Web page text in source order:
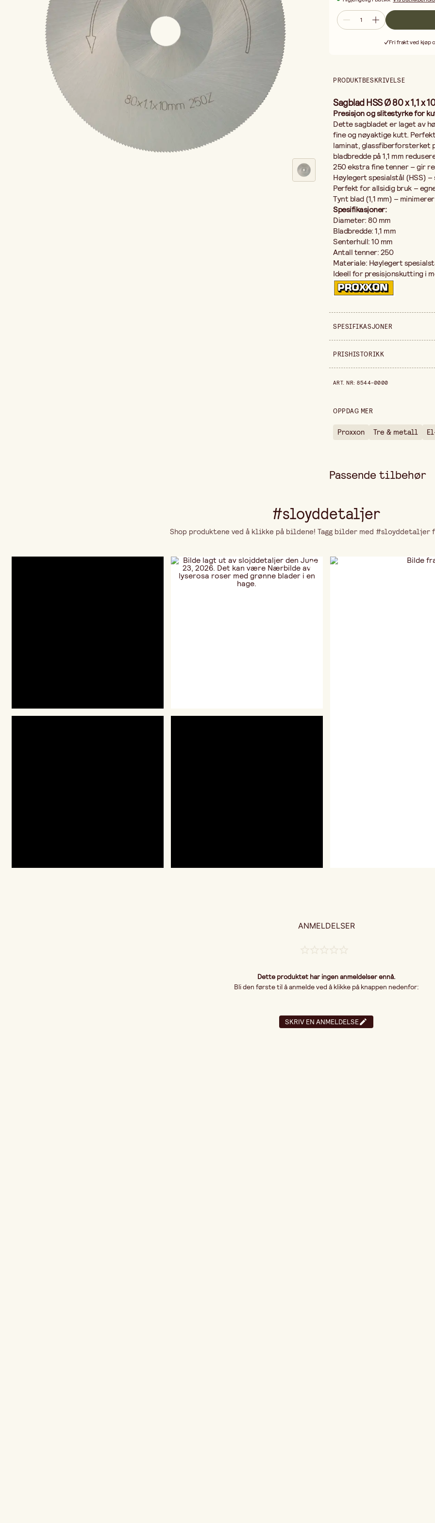
Tynt blad (1,1 mm) – minimerer
Spesifikasjoner:
Bladbredde: 1,1 mm
Ideell for presisjonskutting i
Fri frakt ved kjøp
PRODUKTBESKRIVELSE
Sagblad HSS Ø 80 x 1,1 x
Presisjon og slitestyrke for
Dette sagbladet er laget av
fine og nøyaktige kutt.
laminat, glassfiberforsterket
bladbredde på 1,1 mm
250 ekstra fine tenner – gir
Høylegert spesialstål (HSS)
Perfekt for allsidig bruk –
Tynt blad (1,1 mm) –
Spesifikasjoner:
Diameter: 80 mm
Bladbredde: 1,1 mm
Senterhull: 10 mm
Antall tenner: 250
Materiale: Høylegert
Ideell for presisjonskutting i
SPESIFIKASJONER
Selges inn
PRISHISTORIKK
ART. NR:8544-0000
OPPDAG MER
Proxxon Tre & metall
Passende tilbehør
#sloyddetaljer
Shop produktene ved å klikke på bildene! Tagg bilder med #sloyddetaljer
ANMELDELSER
Dette produktet har ingen anmeldelser ennå.
Bli den første til å anmelde ved å klikke på knappen nedenfor:
SKRIV EN ANMELDELSE